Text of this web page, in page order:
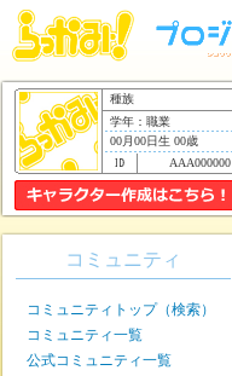
種族
学年：職業
00月00日生 00歳
AAA000000
コミュニティ
コミュニティトップ（検索）
コミュニティ一覧
公式コミュニティ一覧